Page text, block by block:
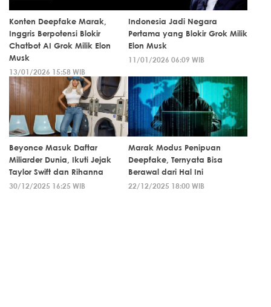
Konten Deepfake Marak,
Inggris Berpotensi Blokir
Chatbot AI Grok Milik Elon
Musk
13/01/2026 15:58 WIB
Indonesia Jadi Negara
Pertama yang Blokir Grok Milik
Elon Musk
11/01/2026 06:09 WIB
Beyonce Masuk Daftar
Miliarder Dunia, Ikuti Jejak
Taylor Swift dan Rihanna
30/12/2025 16:25 WIB
Marak Modus Penipuan
Deepfake, Ternyata Bisa
Berawal dari Hal Ini
22/12/2025 18:00 WIB